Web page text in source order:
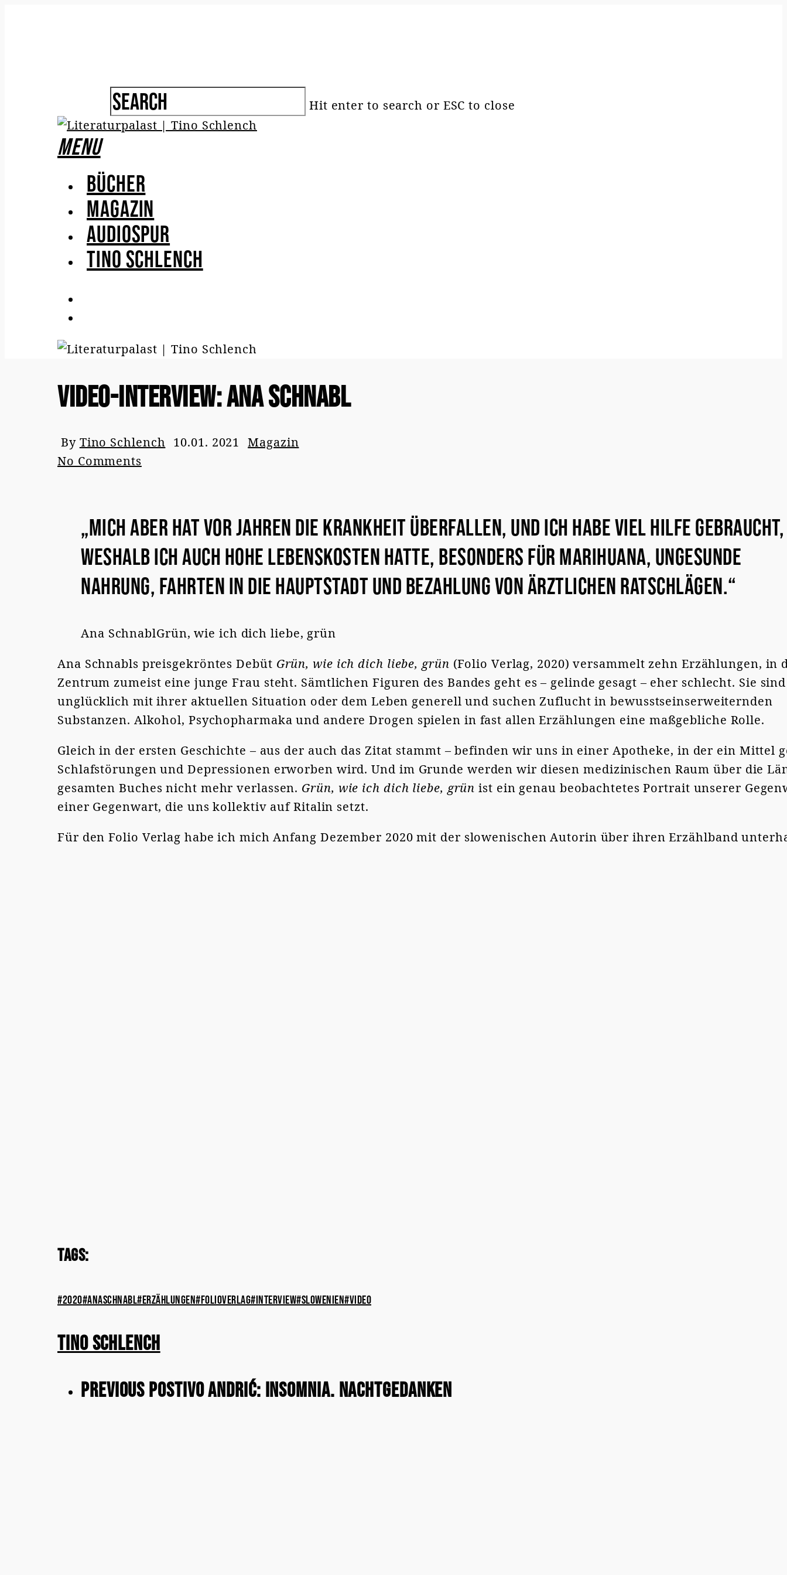
Hit enter to search or ESC to close
Menu
Bücher
Magazin
Audiospur
Tino Schlench
Video-Interview: Ana Schnabl
By Tino Schlench 10.01. 2021 Magazin
No Comments
„Mich aber hat vor Jahren die Krankheit überfallen, und ich habe viel Hilfe gebraucht,
weshalb ich auch hohe Lebenskosten hatte, besonders für Marihuana, ungesunde
Nahrung, Fahrten in die Hauptstadt und Bezahlung von ärztlichen Ratschlägen.“
Ana SchnablGrün, wie ich dich liebe, grün
Ana Schnabls preisgekröntes Debüt Grün, wie ich dich liebe, grün (Folio Verlag, 2020) versammelt zehn Erzählungen, in
Zentrum zumeist eine junge Frau steht. Sämtlichen Figuren des Bandes geht es – gelinde gesagt – eher schlecht. Sie sind
unglücklich mit ihrer aktuellen Situation oder dem Leben generell und suchen Zuflucht in bewusstseinserweiternden
Substanzen. Alkohol, Psychopharmaka und andere Drogen spielen in fast allen Erzählungen eine maßgebliche Rolle.
Gleich in der ersten Geschichte – aus der auch das Zitat stammt – befinden wir uns in einer Apotheke, in der ein Mittel
Schlafstörungen und Depressionen erworben wird. Und im Grunde werden wir diesen medizinischen Raum über die
gesamten Buches nicht mehr verlassen. Grün, wie ich dich liebe, grün ist ein genau beobachtetes Portrait unserer
einer Gegenwart, die uns kollektiv auf Ritalin setzt.
Für den Folio Verlag habe ich mich Anfang Dezember 2020 mit der slowenischen Autorin über ihren Erzählband
Tags:
#2020#anaschnabl#erzählungen#folioverlag#interview#slowenien#video
Tino Schlench
Previous PostIvo Andrić: Insomnia. Nachtgedanken